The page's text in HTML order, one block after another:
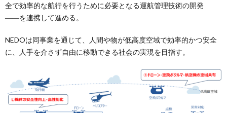
全で効率的な航行を行うために必要となる運航管理技術の開発
――を連携して進める。
NEDOは同事業を通じて、人間や物が低高度空域で効率的かつ安全
に、人手を介さず自由に移動できる社会の実現を目指す。